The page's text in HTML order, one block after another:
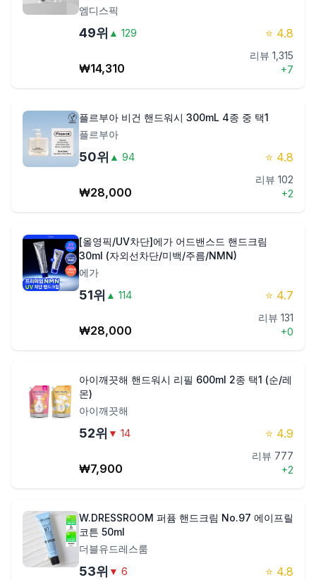
엠디스픽
49위 ▲ 129 ⭐ 4.8
₩14,310
리뷰 1,315
+7
플르부아 비건 핸드워시 300mL 4종 중 택1
플르부아
50위 ▲ 94 ⭐ 4.8
₩28,000
리뷰 102
+2
[올영픽/UV차단]에가 어드밴스드 핸드크림
30ml (자외선차단/미백/주름/NMN)
에가
51위 ▲ 114 ⭐ 4.7
₩28,000
리뷰 131
+0
아이깨끗해 핸드워시 리필 600ml 2종 택1 (순/레
몬)
아이깨끗해
52위 ▼ 14 ⭐ 4.9
₩7,900
리뷰 777
+2
W.DRESSROOM 퍼퓸 핸드크림 No.97 에이프릴
코튼 50ml
더블유드레스룸
53위 ▼ 6 ⭐ 4.8